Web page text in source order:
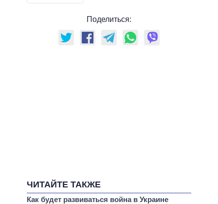
Поделиться:
ЧИТАЙТЕ ТАКЖЕ
Как будет развиваться война в Украине